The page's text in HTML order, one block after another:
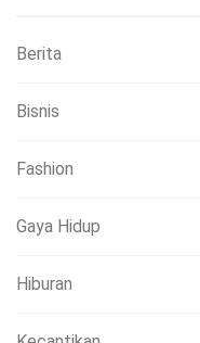
Berita
Bisnis
Fashion
Gaya Hidup
Hiburan